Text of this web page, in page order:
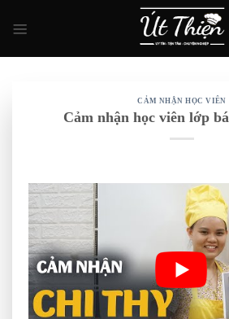
CẢM NHẬN HỌC VIÊN
Cảm nhận học viên lớp